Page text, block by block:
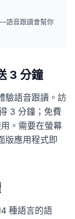
語音跟讀會幫你
3 分鐘
驗語音跟讀。訪
3 分鐘；免費
。需要在螢幕
版應用程式即
種語言的語